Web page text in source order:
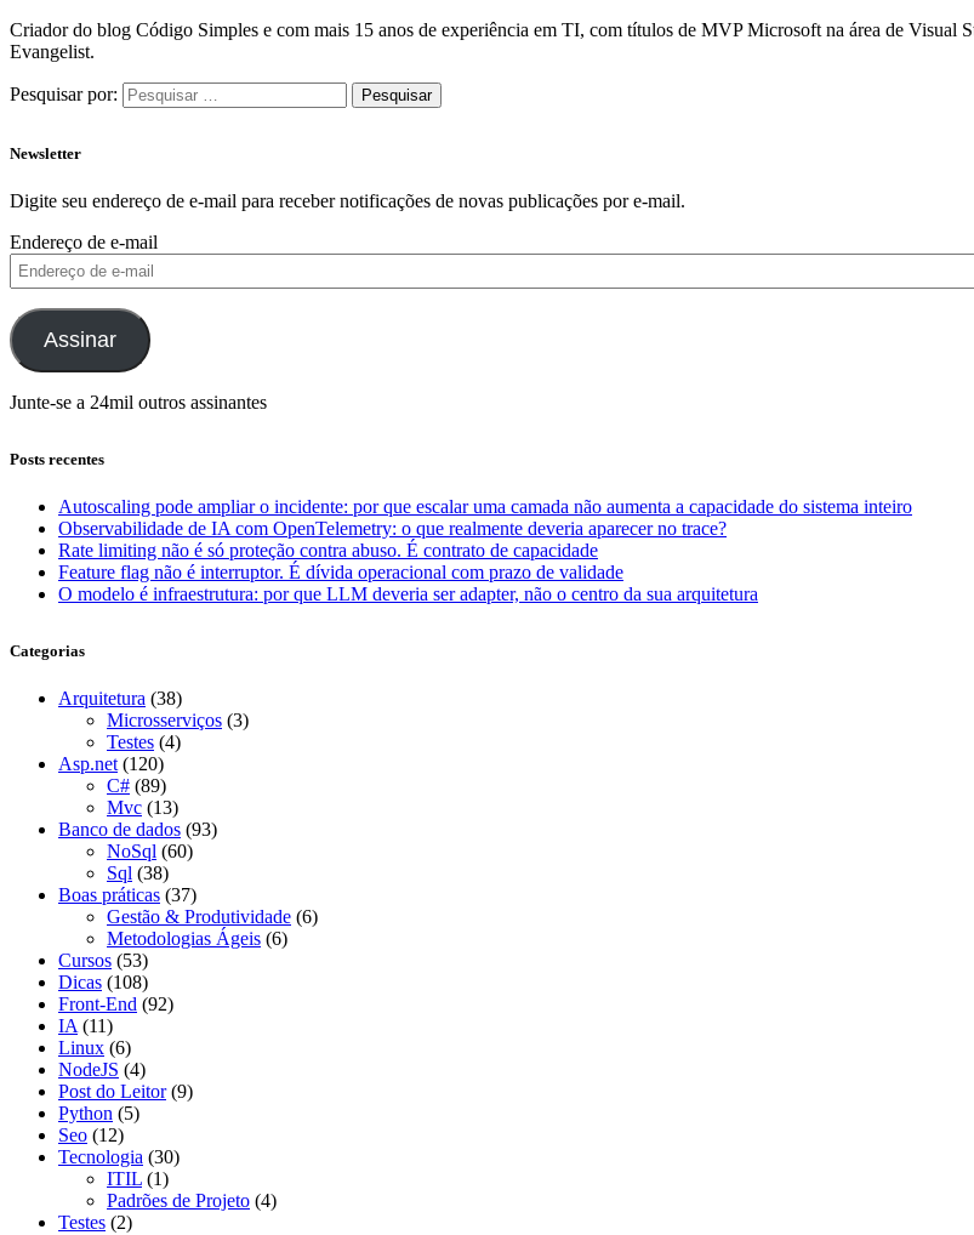
Criador do blog Código Simples e com mais 15 anos de experiência em TI, com títulos de MVP Microsoft na área de
Evangelist.
Pesquisar por:
Newsletter
Digite seu endereço de e-mail para receber notificações de novas publicações por e-mail.
Endereço de e-mail
Assinar
Junte-se a 24mil outros assinantes
Posts recentes
Autoscaling pode ampliar o incidente: por que escalar uma camada não aumenta a capacidade do sistema inteiro
Observabilidade de IA com OpenTelemetry: o que realmente deveria aparecer no trace?
Rate limiting não é só proteção contra abuso. É contrato de capacidade
Feature flag não é interruptor. É dívida operacional com prazo de validade
O modelo é infraestrutura: por que LLM deveria ser adapter, não o centro da sua arquitetura
Categorias
Arquitetura (38)
Microsserviços (3)
Testes (4)
Asp.net (120)
C# (89)
Mvc (13)
Banco de dados (93)
NoSql (60)
Sql (38)
Boas práticas (37)
Gestão & Produtividade (6)
Metodologias Ágeis (6)
Cursos (53)
Dicas (108)
Front-End (92)
IA (11)
Linux (6)
NodeJS (4)
Post do Leitor(9)
Python (5)
Seo (12)
Tecnologia (30)
ITIL (1)
Padrões de Projeto (4)
Testes (2)